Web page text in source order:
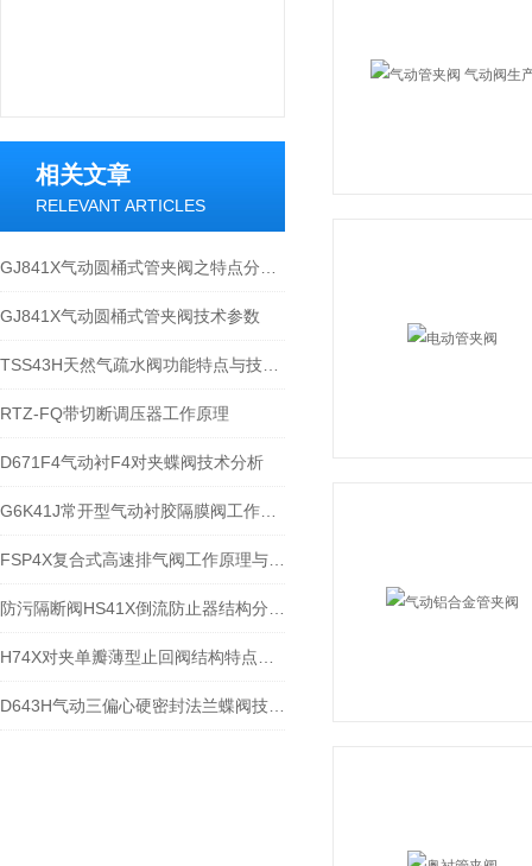
相关文章
RELEVANT ARTICLES
GJ841X气动圆桶式管夹阀技术参数​
RTZ-FQ带切断调压器工作原理
D671F4气动衬F4对夹蝶阀技术分析